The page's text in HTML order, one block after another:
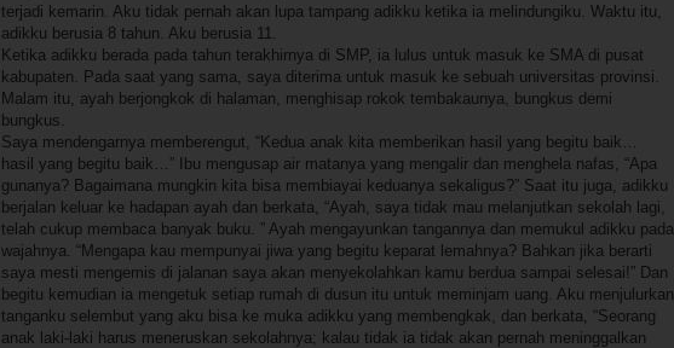
terjadi kemarin. Aku tidak pernah akan lupa tampang adikku ketika ia melindungiku. Waktu itu,
adikku berusia 8 tahun. Aku berusia 11.
Ketika adikku berada pada tahun terakhirnya di SMP, ia lulus untuk masuk ke SMA di pusat
kabupaten. Pada saat yang sama, saya diterima untuk masuk ke sebuah universitas provinsi.
Malam itu, ayah berjongkok di halaman, menghisap rokok tembakaunya, bungkus demi
bungkus.
Saya mendengarnya memberengut, “Kedua anak kita memberikan hasil yang begitu baik…
hasil yang begitu baik…” Ibu mengusap air matanya yang mengalir dan menghela nafas, “Apa
gunanya? Bagaimana mungkin kita bisa membiayai keduanya sekaligus?” Saat itu juga, adikku
berjalan keluar ke hadapan ayah dan berkata, “Ayah, saya tidak mau melanjutkan sekolah lagi,
telah cukup membaca banyak buku. ” Ayah mengayunkan tangannya dan memukul adikku pada
wajahnya. “Mengapa kau mempunyai jiwa yang begitu keparat lemahnya? Bahkan jika berarti
saya mesti mengemis di jalanan saya akan menyekolahkan kamu berdua sampai selesai!” Dan
begitu kemudian ia mengetuk setiap rumah di dusun itu untuk meminjam uang. Aku menjulurkan
tanganku selembut yang aku bisa ke muka adikku yang membengkak, dan berkata, “Seorang
anak laki-laki harus meneruskan sekolahnya; kalau tidak ia tidak akan pernah meninggalkan